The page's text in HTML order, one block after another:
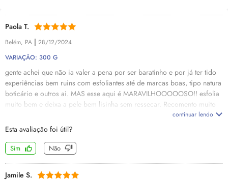
Paola T.
Belém, PA | 28/12/2024
VARIAÇÃO: 300 G
gente achei que não ia valer a pena por ser baratinho e por já ter tido
experiências bem ruins com esfoliantes até de marcas boas, tipo natura
boticário e outros ai. MAS esse aqui é MARAVILHOOOOOSO!! esfolia
muito bem e deixa a pele bem lisinha sem ressecar. Recomento muito
continuar lendo
Esta avaliação foi útil?
Sim Não
Jamile S.